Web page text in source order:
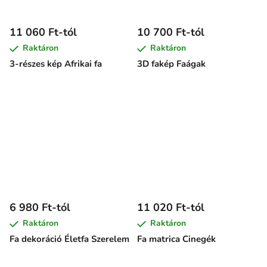
3-részes kép Afrikai fa
11 060 Ft-tól
Raktáron
3D fakép Faágak
10 700 Ft-tól
Raktáron
Fa dekoráció Életfa Szerelem
6 980 Ft-tól
Raktáron
Fa matrica Cinegék
11 020 Ft-tól
Raktáron